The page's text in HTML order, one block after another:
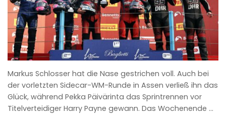
Markus Schlosser hat die Nase gestrichen voll. Auch bei
der vorletzten Sidecar-WM-Runde in Assen verließ ihn das
Glück, während Pekka Päivärinta das Sprintrennen vor
Titelverteidiger Harry Payne gewann. Das Wochenende …